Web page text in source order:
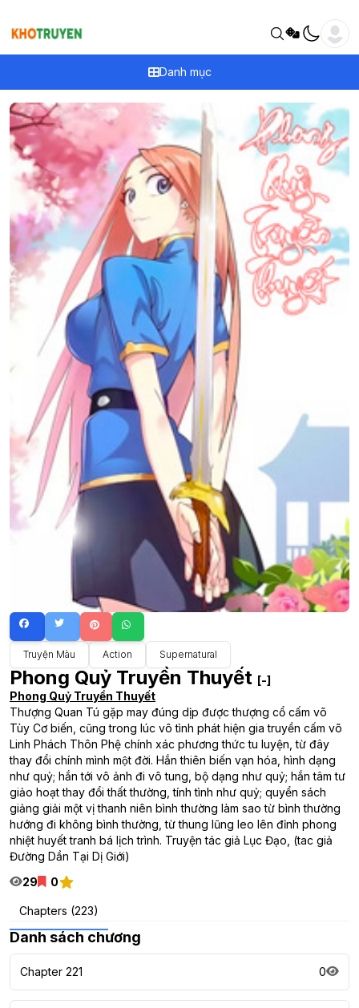
Danh mục
Truyện Màu Action Supernatural
Phong Quỷ Truyền Thuyết [-]
Phong Quỷ Truyền Thuyết
Thượng Quan Tú gặp may đúng dịp được thượng cổ cấm võ
Tùy Cơ biến, cũng trong lúc vô tình phát hiện gia truyền cấm võ
Linh Phách Thôn Phệ chính xác phương thức tu luyện, từ đây
thay đổi chính mình một đời. Hắn thiên biến vạn hóa, hình dạng
như quỷ; hắn tới vô ảnh đi vô tung, bộ dạng như quỷ; hắn tâm tư
giảo hoạt thay đổi thất thường, tính tình như quỷ; quyển sách
giảng giải một vị thanh niên bình thường làm sao từ bình thường
hướng đi không bình thường, từ thung lũng leo lên đỉnh phong
nhiệt huyết tranh bá lịch trình. Truyện tác giả Lục Đạo, (tac giả
Đường Dần Tại Dị Giới)
29
0
Chapters (223)
Danh sách chương
Chapter 221 0